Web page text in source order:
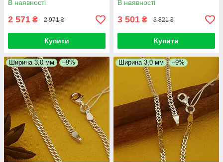
В наявності
2 571 ₴ 2 971 ₴
Купити
В наявності
3 501 ₴ 3 821 ₴
Купити
Ширина 3,0 мм –9% Ширина 3,0 мм –9%